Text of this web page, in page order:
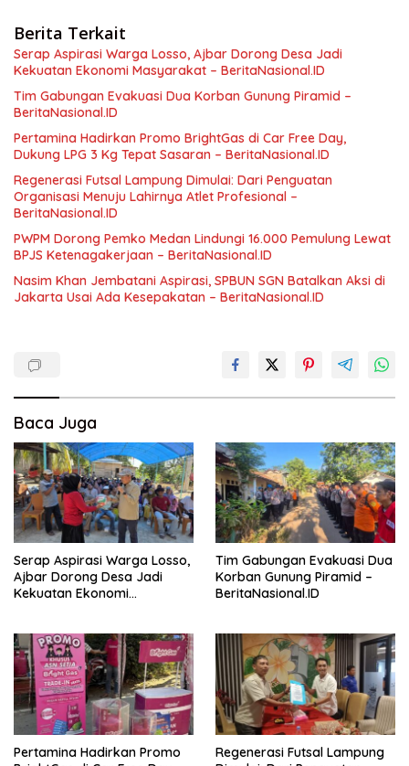
Berita Terkait
Serap Aspirasi Warga Losso, Ajbar Dorong Desa Jadi
Kekuatan Ekonomi Masyarakat – BeritaNasional.ID
Tim Gabungan Evakuasi Dua Korban Gunung Piramid –
BeritaNasional.ID
Pertamina Hadirkan Promo BrightGas di Car Free Day,
Dukung LPG 3 Kg Tepat Sasaran – BeritaNasional.ID
Regenerasi Futsal Lampung Dimulai: Dari Penguatan
Organisasi Menuju Lahirnya Atlet Profesional –
BeritaNasional.ID
PWPM Dorong Pemko Medan Lindungi 16.000 Pemulung Lewat
BPJS Ketenagakerjaan – BeritaNasional.ID
Nasim Khan Jembatani Aspirasi, SPBUN SGN Batalkan Aksi di
Jakarta Usai Ada Kesepakatan – BeritaNasional.ID
Baca Juga
Serap Aspirasi Warga Losso,
Ajbar Dorong Desa Jadi
Kekuatan Ekonomi
Tim Gabungan Evakuasi Dua
Korban Gunung Piramid –
BeritaNasional.ID
Pertamina Hadirkan Promo
Regenerasi Futsal Lampung